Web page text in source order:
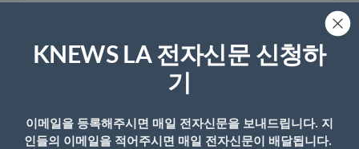
답글 남기기
이메일 주소는 공개되지 않습니다.
댓글 *
KNEWS LA 전자신문 신청하
기
이메일을 등록해주시면 매일 전자신문을 보내드립니다. 지
인들의 이메일을 적어주시면 매일 전자신문이 배달됩니다.